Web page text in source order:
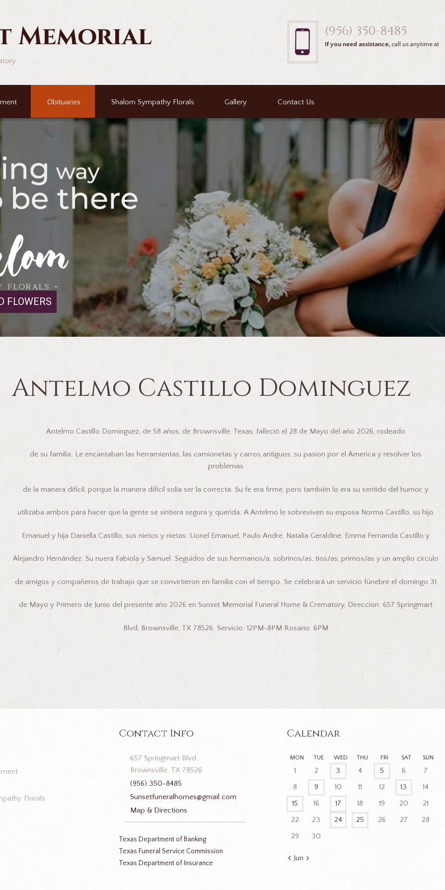
Memorial (956) 350-8485
If you need assistance, call us anytime at
Obituaries Shalom Sympathy Florals Gallery Contact Us
FLOWERS
Antelmo Castillo Dominguez
Antelmo Castillo Dominguez, de 58 años, de Brownsville, Texas, falleció el 28 de Mayo del año 2026, rodeado
de su familia. Le encantaban las herramientas, las camionetas y carros antiguos, su pasion por el America y resolver los
problemas
de la manera difícil, porque la manera difícil solía ser la correcta. Su fe era firme, pero también lo era su sentido del humor, y
utilizaba ambos para hacer que la gente se sintiera segura y querida. A Antelmo le sobreviven su esposa Norma Castillo, su hijo
Emanuel y hija Daniella Castillo, sus nietos y nietas: Lionel Emanuel, Paulo Andre, Natalia Geraldine, Emma Fernanda Castillo y
Alejandro Hernández. Su nuera Fabiola y Samuel. Seguidos de sus hermanos/a, sobrinos/as, tios/as, primos/as y un amplio circulo
de amigos y compañeros de trabajo que se convirtieron en familia con el tiempo. Se celebrará un servicio fúnebre el domingo 31
de Mayo y Primero de Junio del presente año 2026 en Sunset Memorial Funeral Home & Crematory, Direccion: 657 Springmart
Blvd, Brownsville, TX 78526. Servicio: 12PM-8PM Rosario: 6PM
Florals
Contact Info
657 Springmart Blvd.
Brownsville, TX 78526
(956) 350-8485
Sunsetfuneralhomes@gmail.com
Map & Directions
Texas Department of Banking
Texas Funeral Service Commission
Texas Department of Insurance
Calendar
MON TUE WED THU FRI SAT SUN
1 2 3 4 5 6
7
8
9 10 11 12 13
14
15
16 17 18 19 20
21
22
23 24 25 26 27
28
29
30
Jun